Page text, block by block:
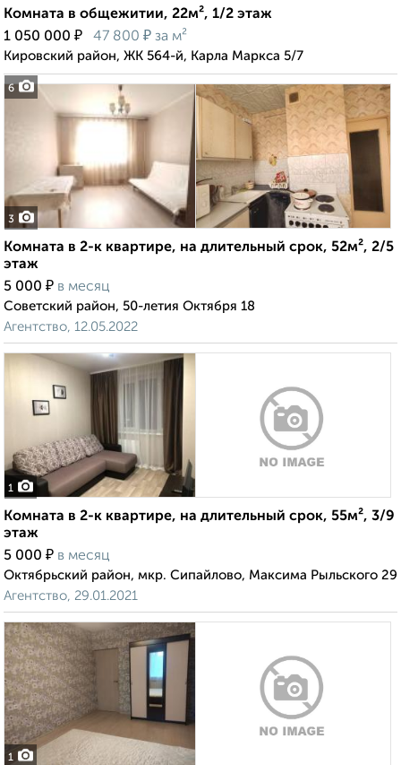
6
Комната в общежитии, 22м², 1/2 этаж
1 050 000 ₽ 47 800 ₽ за м²
Кировский район, ЖК 564-й, Карла Маркса 5/7
3
Комната в 2-к квартире, на длительный срок, 52м², 2/5
этаж
5 000 ₽ в месяц
Советский район, 50-летия Октября 18
Агентство, 12.05.2022
1
Комната в 2-к квартире, на длительный срок, 55м², 3/9
этаж
5 000 ₽ в месяц
Октябрьский район, мкр. Сипайлово, Максима Рыльского 29
Агентство, 29.01.2021
1